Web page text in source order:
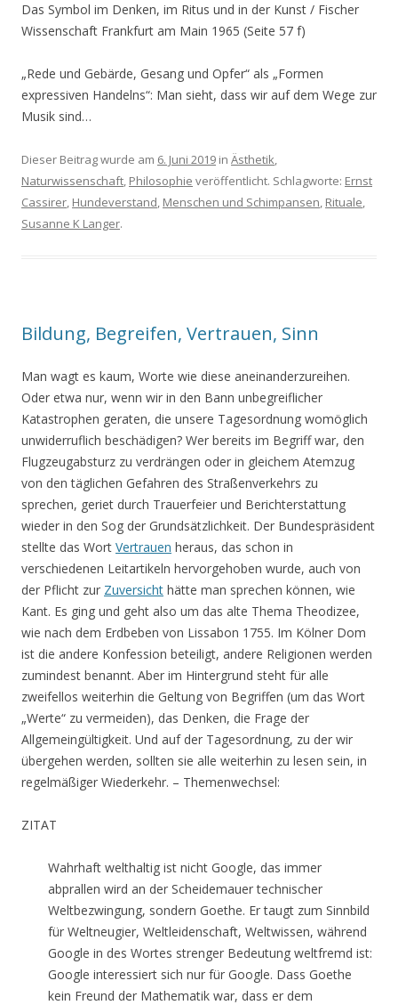
Das Symbol im Denken, im Ritus und in der Kunst / Fischer
Wissenschaft Frankfurt am Main 1965 (Seite 57 f)
„Rede und Gebärde, Gesang und Opfer“ als „Formen
expressiven Handelns“: Man sieht, dass wir auf dem Wege zur
Musik sind…
Dieser Beitrag wurde am 6. Juni 2019 in Ästhetik,
Naturwissenschaft, Philosophie veröffentlicht. Schlagworte: Ernst
Cassirer, Hundeverstand, Menschen und Schimpansen, Rituale,
Susanne K Langer.
Bildung, Begreifen, Vertrauen, Sinn
Man wagt es kaum, Worte wie diese aneinanderzureihen.
Oder etwa nur, wenn wir in den Bann unbegreiflicher
Katastrophen geraten, die unsere Tagesordnung womöglich
unwiderruflich beschädigen? Wer bereits im Begriff war, den
Flugzeugabsturz zu verdrängen oder in gleichem Atemzug
von den täglichen Gefahren des Straßenverkehrs zu
sprechen, geriet durch Trauerfeier und Berichterstattung
wieder in den Sog der Grundsätzlichkeit. Der Bundespräsident
stellte das Wort Vertrauen heraus, das schon in
verschiedenen Leitartikeln hervorgehoben wurde, auch von
der Pflicht zur Zuversicht hätte man sprechen können, wie
Kant. Es ging und geht also um das alte Thema Theodizee,
wie nach dem Erdbeben von Lissabon 1755. Im Kölner Dom
ist die andere Konfession beteiligt, andere Religionen werden
zumindest benannt. Aber im Hintergrund steht für alle
zweifellos weiterhin die Geltung von Begriffen (um das Wort
„Werte“ zu vermeiden), das Denken, die Frage der
Allgemeingültigkeit. Und auf der Tagesordnung, zu der wir
übergehen werden, sollten sie alle weiterhin zu lesen sein, in
regelmäßiger Wiederkehr. – Themenwechsel:
ZITAT
Wahrhaft welthaltig ist nicht Google, das immer
abprallen wird an der Scheidemauer technischer
Weltbezwingung, sondern Goethe. Er taugt zum Sinnbild
für Weltneugier, Weltleidenschaft, Weltwissen, während
Google in des Wortes strenger Bedeutung weltfremd ist:
Google interessiert sich nur für Google. Dass Goethe
kein Freund der Mathematik war, dass er dem